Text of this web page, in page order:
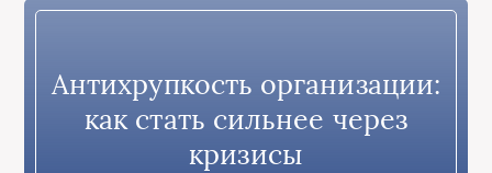
Антихрупкость организации:
как стать сильнее через
кризисы